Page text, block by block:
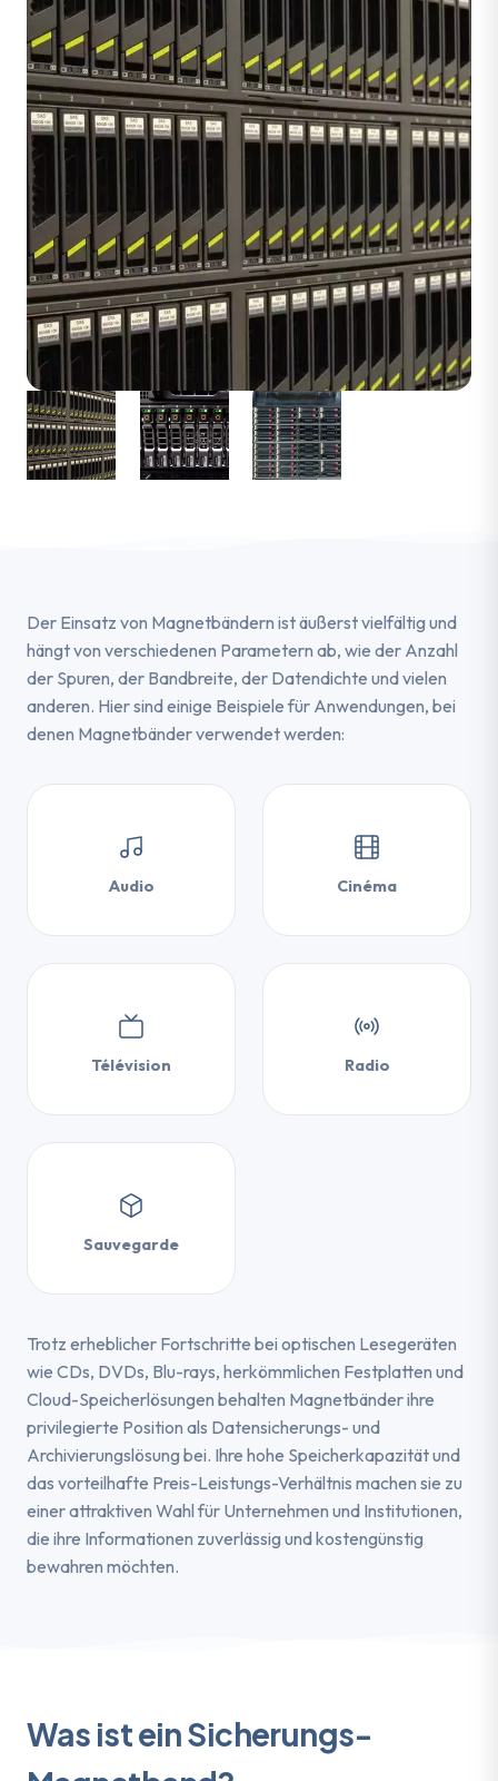
Der Einsatz von Magnetbändern ist äußerst vielfältig und
hängt von verschiedenen Parametern ab, wie der Anzahl
der Spuren, der Bandbreite, der Datendichte und vielen
anderen. Hier sind einige Beispiele für Anwendungen, bei
denen Magnetbänder verwendet werden:
Audio Cinéma
Télévision Radio
Sauvegarde
Trotz erheblicher Fortschritte bei optischen Lesegeräten
wie CDs, DVDs, Blu-rays, herkömmlichen Festplatten und
Cloud-Speicherlösungen behalten Magnetbänder ihre
privilegierte Position als Datensicherungs- und
Archivierungslösung bei. Ihre hohe Speicherkapazität und
das vorteilhafte Preis-Leistungs-Verhältnis machen sie zu
einer attraktiven Wahl für Unternehmen und Institutionen,
die ihre Informationen zuverlässig und kostengünstig
bewahren möchten.
Was ist ein Sicherungs-